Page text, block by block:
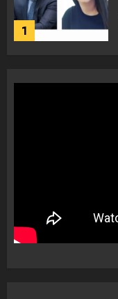
1
3